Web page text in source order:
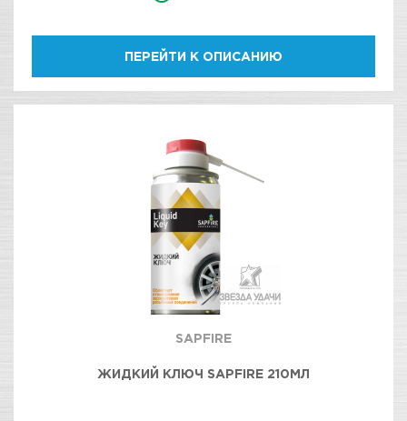
ПЕРЕЙТИ К ОПИСАНИЮ
SAPFIRE
ЖИДКИЙ КЛЮЧ SAPFIRE 210МЛ